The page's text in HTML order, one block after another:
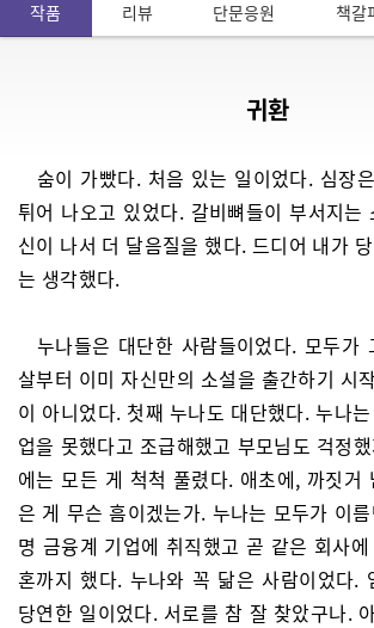
작품 리뷰 단문응원 책갈
귀환
숨이 가빴다. 처음 있는 일이었다. 심장
튀어 나오고 있었다. 갈비뼈들이 부서지는
신이 나서 더 달음질을 했다. 드디어 내가
는 생각했다.
누나들은 대단한 사람들이었다. 모두가
살부터 이미 자신만의 소설을 출간하기 시
이 아니었다. 첫째 누나도 대단했다. 누나
업을 못했다고 조급해했고 부모님도 걱정
에는 모든 게 척척 풀렸다. 애초에, 까짓거
은 게 무슨 흠이겠는가. 누나는 모두가 이
명 금융계 기업에 취직했고 곧 같은 회사
혼까지 했다. 누나와 꼭 닮은 사람이었다.
당연한 일이었다. 서로를 참 잘 찾았구나.